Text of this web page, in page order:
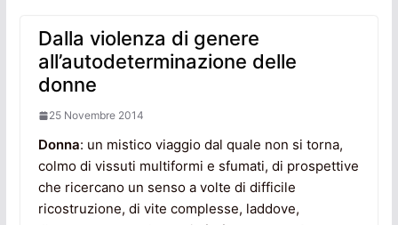
Dalla violenza di genere
all’autodeterminazione delle
donne
25 Novembre 2014
Donna: un mistico viaggio dal quale non si torna,
colmo di vissuti multiformi e sfumati, di prospettive
che ricercano un senso a volte di difficile
ricostruzione, di vite complesse, laddove,